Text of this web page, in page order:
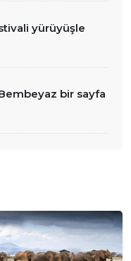
yürüyüşle
bir sayfa